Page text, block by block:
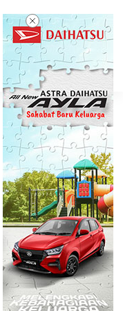
Baru Imbau Warga